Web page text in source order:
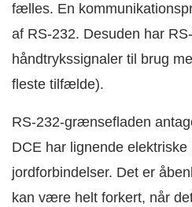
fælles. En
af RS-232. Desuden har
håndtrykssignaler til brug
fleste tilfælde).
RS-232-grænsefladen
DCE har lignende
jordforbindelser. Det er
kan være helt forkert, når